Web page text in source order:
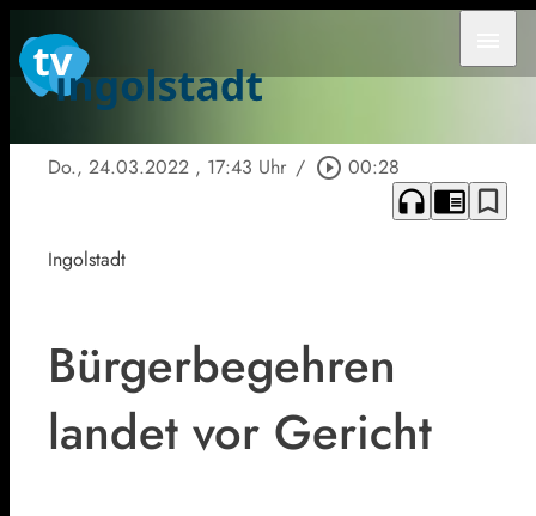
Do., 24.03.2022 , 17:43 Uhr / play_circle_outline 00:28
headphones chrome_reader_mode bookmark_border
Ingolstadt
Bürgerbegehren
landet vor Gericht